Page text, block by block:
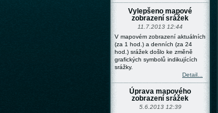
Vylepšeno mapové
zobrazení srážek
11.7.2013 12:44
V mapovém zobrazení aktuálních
(za 1 hod.) a denních (za 24
hod.) srážek došlo ke změně
grafických symbolů indikujících
srážky.
Detail...
Úprava mapového
zobrazení srážek
5.6.2013 12:39